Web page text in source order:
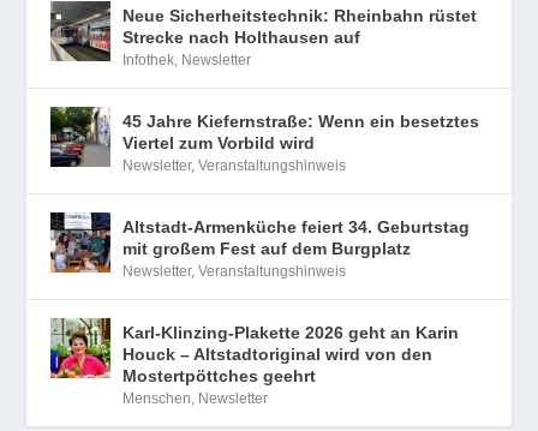
Neue Sicherheitstechnik: Rheinbahn rüstet
Strecke nach Holthausen auf
Infothek, Newsletter
45 Jahre Kiefernstraße: Wenn ein besetztes
Viertel zum Vorbild wird
Newsletter,Veranstaltungshinweis
Altstadt-Armenküche feiert 34. Geburtstag
mit großem Fest auf dem Burgplatz
Newsletter,Veranstaltungshinweis
Karl-Klinzing-Plakette 2026 geht an Karin
Houck – Altstadtoriginal wird von den
Mostertpöttches geehrt
Menschen, Newsletter